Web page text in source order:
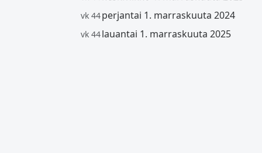
vk 44perjantai 1. marraskuuta 2024
vk 44lauantai 1. marraskuuta 2025